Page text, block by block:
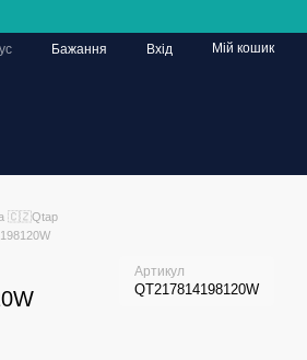
Бажання Вхід Мій кошик
🇨🇿Qtap
Артикул
QT217814198120W